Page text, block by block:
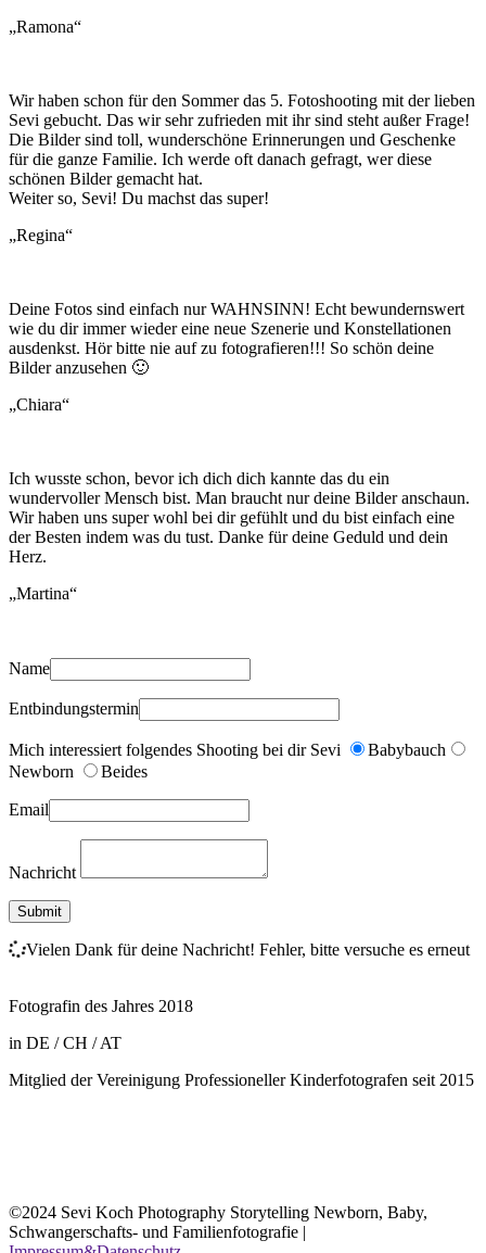
„Ramona“
Wir haben schon für den Sommer das 5. Fotoshooting mit der lieben
Sevi gebucht. Das wir sehr zufrieden mit ihr sind steht außer Frage!
Die Bilder sind toll, wunderschöne Erinnerungen und Geschenke
für die ganze Familie. Ich werde oft danach gefragt, wer diese
schönen Bilder gemacht hat.
Weiter so, Sevi! Du machst das super!
„Regina“
Deine Fotos sind einfach nur WAHNSINN! Echt bewundernswert
wie du dir immer wieder eine neue Szenerie und Konstellationen
ausdenkst. Hör bitte nie auf zu fotografieren!!! So schön deine
Bilder anzusehen 🙂
„Chiara“
Ich wusste schon, bevor ich dich dich kannte das du ein
wundervoller Mensch bist. Man braucht nur deine Bilder anschaun.
Wir haben uns super wohl bei dir gefühlt und du bist einfach eine
der Besten indem was du tust. Danke für deine Geduld und dein
Herz.
„Martina“
Name
Entbindungstermin
Mich interessiert folgendes Shooting bei dir Sevi
Babybauch
Newborn
Beides
Email
Nachricht
Vielen Dank für deine Nachricht! Fehler, bitte versuche es erneut
Fotografin des Jahres 2018
in DE / CH / AT
Mitglied der Vereinigung Professioneller Kinderfotografen seit 2015
©2024 Sevi Koch Photography Storytelling Newborn, Baby,
Schwangerschafts- und Familienfotografie |